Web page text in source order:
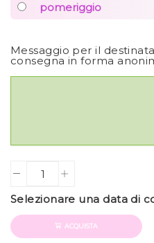
pomeriggio
Messaggio per il
consegna in forma
Quantity
Selezionare una data di
ACQUISTA